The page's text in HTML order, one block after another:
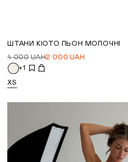
ШТАНИ КІОТО ЛЬОН МОЛОЧНІ
4 000 UAH2 000 UAH
+1
XS